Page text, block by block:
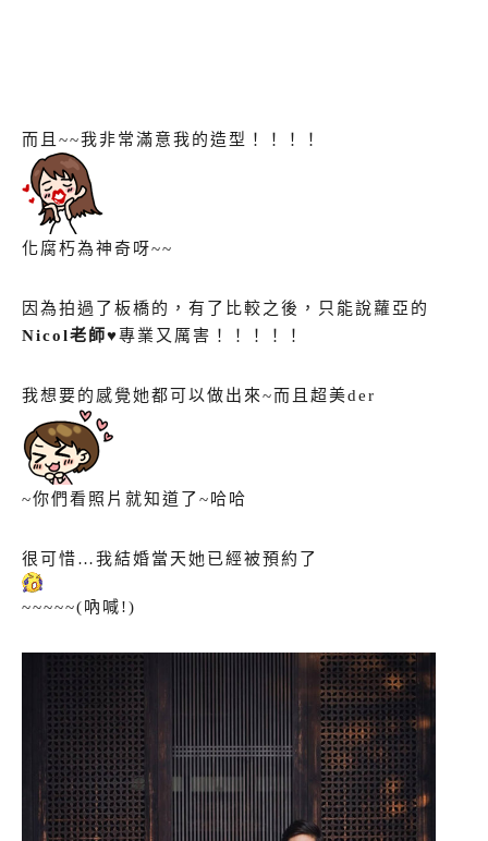
而且~~我非常滿意我的造型！！！！
化腐朽為神奇呀~~
因為拍過了板橋的，有了比較之後，只能說蘿亞的
Nicol老師♥專業又厲害！！！！！
我想要的感覺她都可以做出來~而且超美der
~你們看照片就知道了~哈哈
很可惜…我結婚當天她已經被預約了
~~~~~(吶喊!)